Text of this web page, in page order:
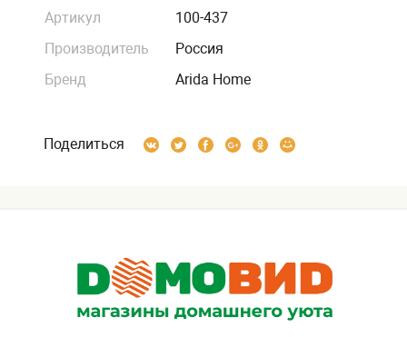
Артикул
100-437
Производитель
Россия
Бренд
Arida Home
Поделиться